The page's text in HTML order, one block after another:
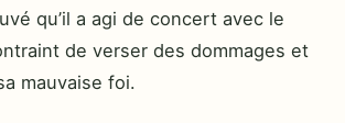
qu’il a agi de concert avec le
de verser des dommages et
mauvaise foi.